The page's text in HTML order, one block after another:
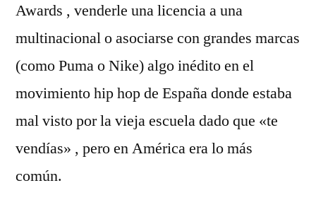
Awards , venderle una licencia a una
multinacional o asociarse con grandes marcas
(como Puma o Nike) algo inédito en el
movimiento hip hop de España donde estaba
mal visto por la vieja escuela dado que «te
vendías» , pero en América era lo más
común.